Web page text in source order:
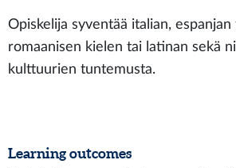
Opiskelija syventää italian, espanjan
romaanisen kielen tai latinan sekä
kulttuurien tuntemusta.
Learning outcomes